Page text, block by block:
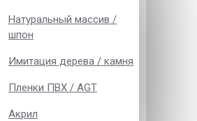
Натуральный массив /
шпон
Имитация дерева / камня
Пленки ПВХ / AGT
Акрил